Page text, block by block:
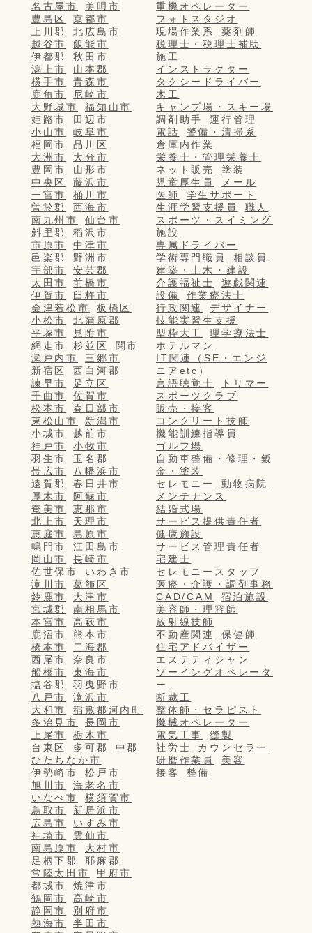
名古屋市
美唄市
豊島区
京都市
上川郡
北広島市
越谷市
飯能市
伊都郡
秋田市
潟上市
山本郡
横手市
青森市
鹿角市
尼崎市
大野城市
福知山市
姫路市
田辺市
小山市
岐阜市
福岡市
品川区
大洲市
大分市
豊岡市
山形市
中央区
藤沢市
一宮市
桶川市
曽於郡
西海市
南九州市
仙台市
斜里郡
稲沢市
市原市
中津市
邑楽郡
野洲市
宇部市
安芸郡
太田市
前橋市
伊賀市
臼杵市
会津若松市
板橋区
小松市
北蒲原郡
平塚市
見附市
網走市
杉並区
関市
瀬戸内市
三郷市
新宿区
西白河郡
諫早市
足立区
千曲市
佐賀市
松本市
春日部市
東松山市
新潟市
小城市
越前市
神戸市
小牧市
羽生市
玉名郡
帯広市
八幡浜市
遠賀郡
春日井市
厚木市
阿蘇市
奄美市
恵那市
北上市
天理市
恵庭市
島原市
鳴門市
江田島市
岡山市
長崎市
佐世保市
いわき市
滝川市
葛飾区
鈴鹿市
大津市
宮城郡
南相馬市
本宮市
高萩市
鹿沼市
熊本市
橋本市
二海郡
西尾市
奈良市
船橋市
東海市
塩谷郡
羽曳野市
八戸市
滝沢市
大和市
稲敷郡河内町
多治見市
長岡市
上尾市
栃木市
台東区
多可郡
中郡
ひたちなか市
伊勢崎市
松戸市
旭川市
海老名市
いなべ市
横須賀市
鳥取市
新居浜市
広島市
いすみ市
神埼市
雲仙市
南島原市
大村市
足柄下郡
耶麻郡
常陸太田市
甲府市
都城市
焼津市
鶴岡市
高崎市
静岡市
別府市
熱海市
半田市
重機オペレーター
フォトスタジオ
現場作業系
薬剤師
税理士・税理士補助
施工
インストラクター
タクシードライバー
木工
キャンプ場・スキー場
調剤助手
運行管理
電話
警備・清掃系
倉庫内作業
栄養士・管理栄養士
ネット販売
塗装
児童厚生員
メール
医師
学生サポート
生涯学習支援員
職人
スポーツ・スイミング
施設
専属ドライバー
学術専門職員
相談員
建築・土木・建設
介護福祉士
遊戯関連
設備
作業療法士
行政関連
デザイナー
技能実習生支援
型枠大工
理学療法士
ホテルマン
IT関連（SE・エンジ
ニアetc）
言語聴覚士
トリマー
スポーツクラブ
販売・接客
コンクリート技師
機能訓練指導員
ゴルフ場
自動車整備・修理・鈑
金・塗装
セレモニー
動物病院
メンテナンス
結婚式場
サービス提供責任者
健康施設
サービス管理責任者
宅建士
セレモニースタッフ
医療・介護・調剤事務
CAD/CAM
宿泊施設
美容師・理容師
放射線技師
不動産関連
保健師
住宅アドバイザー
エステティシャン
ソーイングオペレータ
ー
断裁工
整体師・セラピスト
機械オペレーター
電気工事
縫製
社労士
カウンセラー
研磨作業員
美容
接客
整備